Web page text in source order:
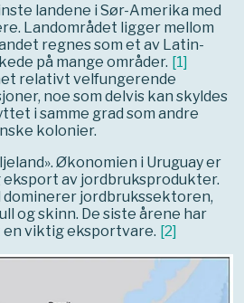
landene i Sør-Amerika med
Landområdet ligger mellom
regnes som et av Latin-
på mange områder. [1]
relativt velfungerende
noe som delvis kan skyldes
i samme grad som andre
kolonier.
Økonomien i Uruguay er
av jordbruksprodukter.
dominerer jordbrukssektoren,
og skinn. De siste årene har
viktig eksportvare. [2]